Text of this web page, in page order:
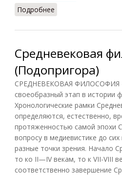
Подробнее
Средневековая
(Подопригора)
СРЕДНЕВЕКОВАЯ ФИЛОСОФИЯ
своеобразный этап в истории
Хронологические рамки
определяются, естественно,
протяженностью самой эпохи
вопросу в медиевистике до
разные точки зрения. Начало
то ко II—IV векам, то к VII-VIII
соответственно завершение